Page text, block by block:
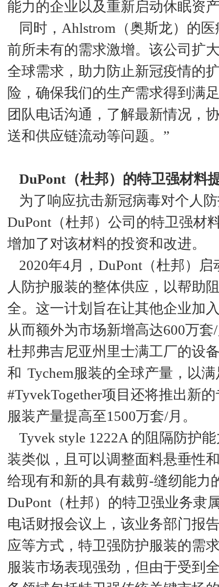
能力的企业以及重新启动休眠资
同时，Ahlstrom（奥斯龙）的
前所未有的需求激增。该公司扩
全球需求，助力防止新冠疫情的
险，确保我们的生产需求得到满
团队电话沟通，了解最新情况，
送和供应链流动等问题。”
DuPont（杜邦）的特卫强材料
为了响应抗击新冠病毒对个人
DuPont（杜邦）公司的特卫强材
增加了对该材料的投资和改进。
2020年4月，DuPont（杜邦）
人防护服装的整体供应，以帮助
全。这一计划旨在让其他企业加
从而额外为市场新增高达600万
杜邦弗吉尼亚州里士满工厂的设
和 Tychem服装的全球产量，以
#TyvekTogether项目还将推出新
服装产量提高至1500万套/月。
Tyvek style 1222A 的阻隔防护
装类似，且可以调整面料悬垂性
给现有和新的具有裁剪-缝纫能力
DuPont（杜邦）的特卫强业务隶
电话财报会议上，该业务部门报
应等方式，特卫强防护服装的需
服装市场表现强劲，但由于受到